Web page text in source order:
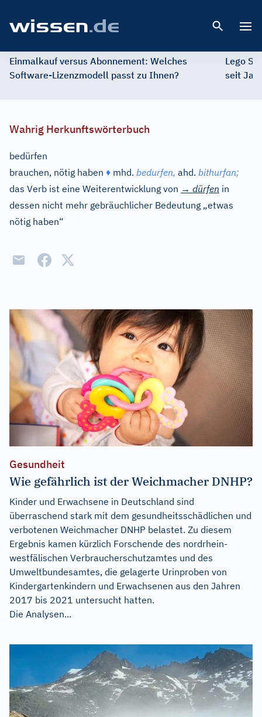
Einmalkauf versus Abonnement: Welches
Software-Lizenzmodell passt zu Ihnen?
Lego
seit
Wahrig Herkunftswörterbuch
bedürfen
brauchen, nötig haben ♦ mhd. bedurfen, ahd. bithurfan;
das Verb ist eine Weiterentwicklung von → dürfen in
dessen nicht mehr gebräuchlicher Bedeutung „etwas
nötig haben“
Gesundheit
Wie gefährlich ist der Weichmacher DNHP?
Kinder und Erwachsene in Deutschland sind
überraschend stark mit dem gesundheitsschädlichen und
verbotenen Weichmacher DNHP belastet. Zu diesem
Ergebnis kamen kürzlich Forschende des nordrhein-
westfälischen Verbraucherschutzamtes und des
Umweltbundesamtes, die gelagerte Urinproben von
Kindergartenkindern und Erwachsenen aus den Jahren
2017 bis 2021 untersucht hatten.
Die Analysen...